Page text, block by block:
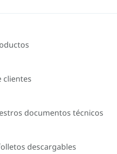
clientes
documentos técnicos
descargables